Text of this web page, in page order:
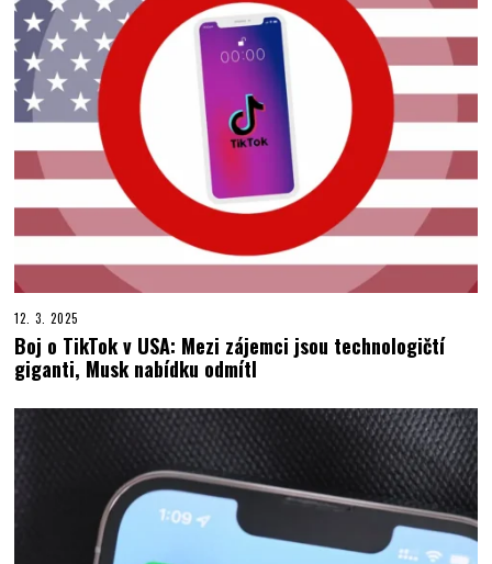
12. 3. 2025
Boj o TikTok v USA: Mezi zájemci jsou technologičtí
giganti, Musk nabídku odmítl